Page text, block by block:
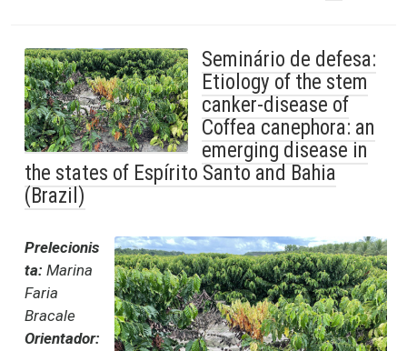
Seminário de defesa:
Etiology of the stem
canker-disease of
Coffea canephora: an
emerging disease in
the states of Espírito Santo and Bahia
(Brazil)
Prelecionis
ta: Marina
Faria
Bracale
Orientador: